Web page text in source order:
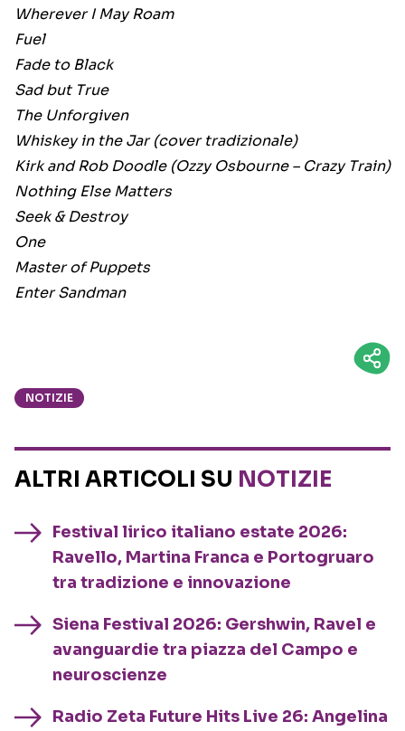
Wherever I May Roam
Fuel
Fade to Black
Sad but True
The Unforgiven
Whiskey in the Jar (cover tradizionale)
Kirk and Rob Doodle (Ozzy Osbourne – Crazy Train)
Nothing Else Matters
Seek & Destroy
One
Master of Puppets
Enter Sandman
NOTIZIE
ALTRI ARTICOLI SU NOTIZIE
Festival lirico italiano estate 2026:
Ravello, Martina Franca e Portogruaro
tra tradizione e innovazione
Siena Festival 2026: Gershwin, Ravel e
avanguardie tra piazza del Campo e
neuroscienze
Radio Zeta Future Hits Live 26: Angelina